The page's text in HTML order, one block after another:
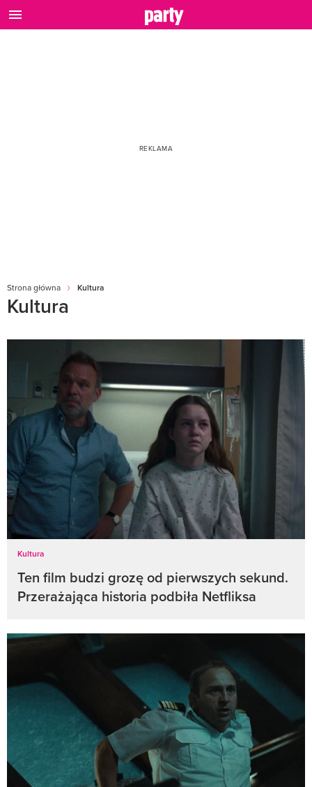
Strona główna Kultura
Kultura
Kultura
Ten film budzi grozę od pierwszych sekund.
Przerażająca historia podbiła Netfliksa